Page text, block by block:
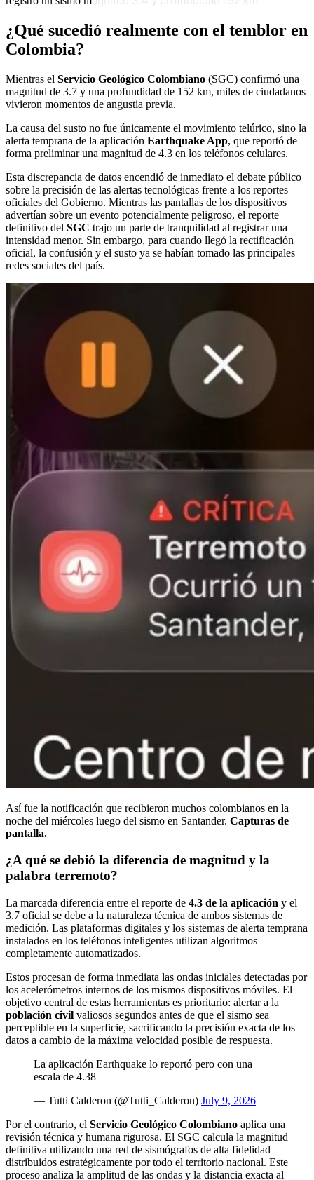
¿Qué sucedió realmente con el temblor en
Colombia?
Mientras el Servicio Geológico Colombiano (SGC) confirmó una
magnitud de 3.7 y una profundidad de 152 km, miles de ciudadanos
vivieron momentos de angustia previa.
La causa del susto no fue únicamente el movimiento telúrico, sino la
alerta temprana de la aplicación Earthquake App, que reportó de
forma preliminar una magnitud de 4.3 en los teléfonos celulares.
Esta discrepancia de datos encendió de inmediato el debate público
sobre la precisión de las alertas tecnológicas frente a los reportes
oficiales del Gobierno. Mientras las pantallas de los dispositivos
advertían sobre un evento potencialmente peligroso, el reporte
definitivo del SGC trajo un parte de tranquilidad al registrar una
intensidad menor. Sin embargo, para cuando llegó la rectificación
oficial, la confusión y el susto ya se habían tomado las principales
redes sociales del país.
Así fue la notificación que recibieron muchos colombianos en la
noche del miércoles luego del sismo en Santander. Capturas de
pantalla.
¿A qué se debió la diferencia de magnitud y la
palabra terremoto?
La marcada diferencia entre el reporte de 4.3 de la aplicación y el
3.7 oficial se debe a la naturaleza técnica de ambos sistemas de
medición. Las plataformas digitales y los sistemas de alerta temprana
instalados en los teléfonos inteligentes utilizan algoritmos
completamente automatizados.
Estos procesan de forma inmediata las ondas iniciales detectadas por
los acelerómetros internos de los mismos dispositivos móviles. El
objetivo central de estas herramientas es prioritario: alertar a la
población civil valiosos segundos antes de que el sismo sea
perceptible en la superficie, sacrificando la precisión exacta de los
datos a cambio de la máxima velocidad posible de respuesta.
La aplicación Earthquake lo reportó pero con una
escala de 4.38
— Tutti Calderon (@Tutti_Calderon) July 9, 2026
Por el contrario, el Servicio Geológico Colombiano aplica una
revisión técnica y humana rigurosa. El SGC calcula la magnitud
definitiva utilizando una red de sismógrafos de alta fidelidad
distribuidos estratégicamente por todo el territorio nacional. Este
proceso analiza la amplitud de las ondas y la distancia exacta al